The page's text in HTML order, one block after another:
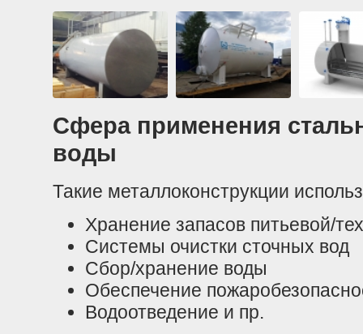
Сфера применения
воды
Такие металлоконструкции
Хранение запасов питьевой/
Системы очистки сточных вод
Сбор/хранение воды
Обеспечение
Водоотведение и пр.